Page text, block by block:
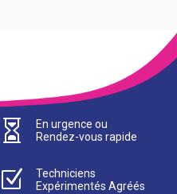

En urgence ou
Rendez-vous rapide
Z
Techniciens
Expérimentés Agréés